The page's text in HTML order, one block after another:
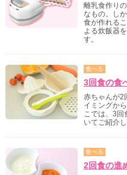
離乳食作り
なもの。し
食が作れる
よる炊飯器
す。
食べる
3回食の食
赤ちゃんが2
イミングか
こでは、3回
いてご紹介
食べる
2回食の進